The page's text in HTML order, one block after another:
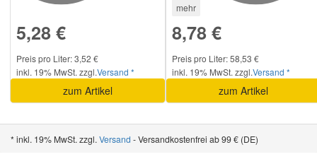
5,28 €
Preis pro Liter: 3,52 €
inkl. 19% MwSt. zzgl.Versand *
zum Artikel
mehr
8,78 €
Preis pro Liter: 58,53 €
inkl. 19% MwSt. zzgl.Versand *
zum Artikel
* inkl. 19% MwSt. zzgl. Versand - Versandkostenfrei ab 99 € (DE)